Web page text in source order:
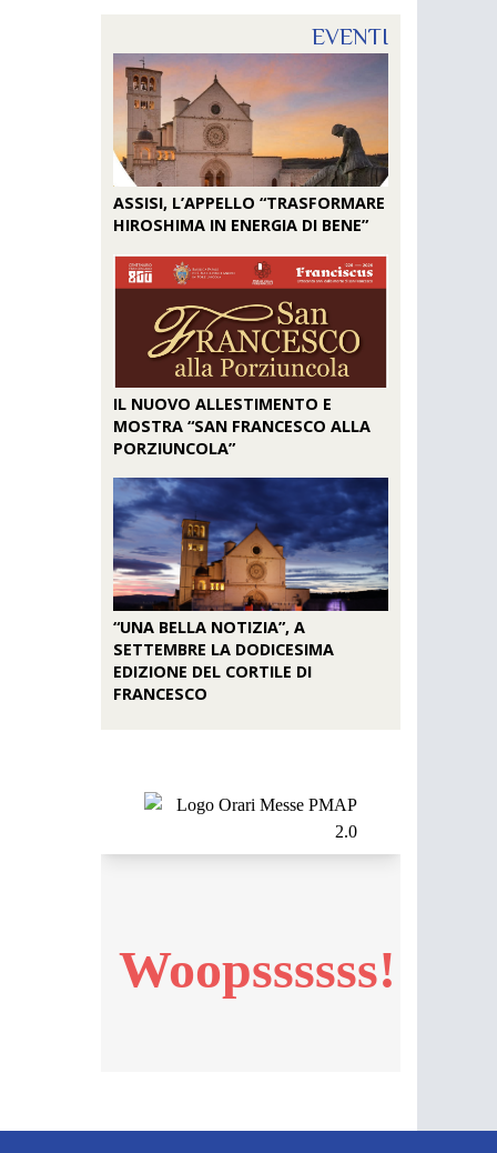
EVENTI
ASSISI, L’APPELLO “TRASFORMARE
HIROSHIMA IN ENERGIA DI BENE”
IL NUOVO ALLESTIMENTO E
MOSTRA “SAN FRANCESCO ALLA
PORZIUNCOLA”
“UNA BELLA NOTIZIA”, A
SETTEMBRE LA DODICESIMA
EDIZIONE DEL CORTILE DI
FRANCESCO